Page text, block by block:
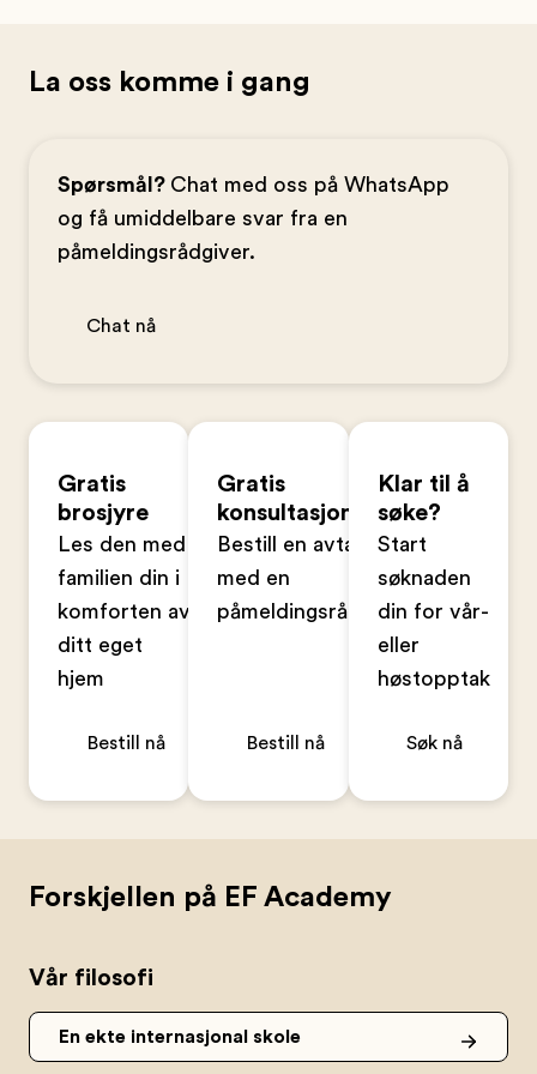
La oss komme i gang
Spørsmål? Chat med oss på WhatsApp
og få umiddelbare svar fra en
påmeldingsrådgiver.
Chat nå
Gratis
brosjyre
Les den med
familien din i
komforten av
ditt eget
hjem
Bestill nå
Gratis
konsultasjon
Bestill en avtale
med en
påmeldingsrådgiver
Bestill nå
Klar til å
søke?
Start
søknaden
din for vår-
eller
høstopptak
Søk nå
Forskjellen på EF Academy
Vår filosofi
En ekte internasjonal skole